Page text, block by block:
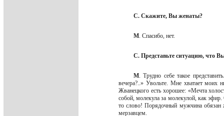
С. Скажите, Вы женаты?
М. Спасибо, нет.
С. Представьте ситуацию, что
М. Трудно себе такое
вечера?..» Увольте. Мне хватает моих
Жванецкого есть хорошее: «Мечта
собой, молекула за молекулой, как
то слово! Порядочный мужчина обязан
мерзавцем.